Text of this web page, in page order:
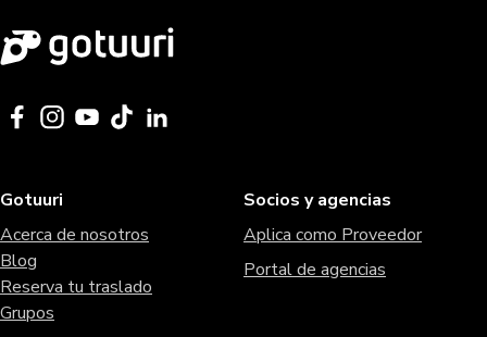
Gotuuri
Acerca de nosotros
Blog
Reserva tu traslado
Grupos
Socios y agencias
Aplica como Proveedor
Portal de agencias